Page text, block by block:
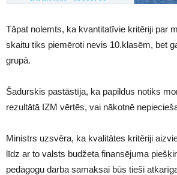
Tāpat nolemts, ka kvantitatīvie kritēriji par
skaitu tiks piemēroti nevis 10.klasēm, bet
grupā.
Šadurskis pastāstīja, ka papildus notiks
rezultātā IZM vērtēs, vai nākotnē
Ministrs uzsvēra, ka kvalitātes kritēriji
līdz ar to valsts budžeta finansējuma
pedagogu darba samaksai būs tieši